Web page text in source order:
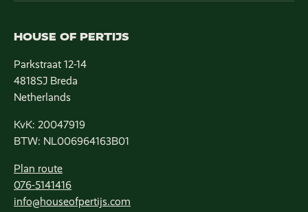
HOUSE OF PERTIJS
Parkstraat 12-14
4818SJ Breda
Netherlands
KvK: 20047919
BTW: NL006964163B01
Plan route
076-5141416
info@houseofpertijs.com